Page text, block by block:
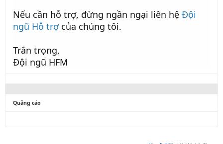
Nếu cần hỗ trợ, đừng ngần ngại liên hệ Đội
ngũ Hỗ trợcủa chúng tôi.
Trân trọng,
Đội ngũ HFM
Quảng cáo